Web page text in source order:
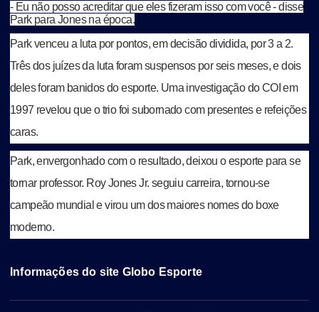
- Eu não posso acreditar que eles fizeram isso com você - disse
Park para Jones na época.
Park venceu a luta por pontos, em decisão dividida, por 3 a 2.
Três dos juízes da luta foram suspensos por seis meses, e dois
deles foram banidos do esporte. Uma investigação do COI em
1997 revelou que o trio foi subornado com presentes e refeições
caras.
Park, envergonhado com o resultado, deixou o esporte para se
tornar professor. Roy Jones Jr. seguiu carreira, tornou-se
campeão mundial e virou um dos maiores nomes do boxe
moderno.
Informações do site Globo Esporte